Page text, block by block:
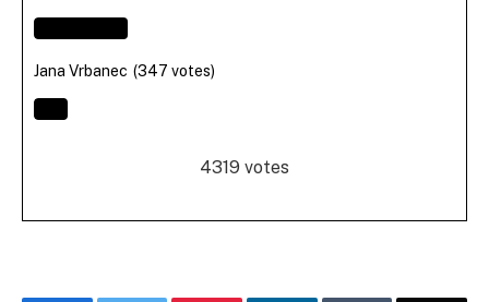
Jana Vrbanec (347 votes)
4319 votes